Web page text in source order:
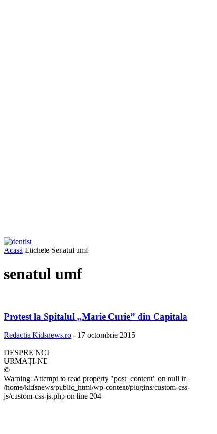
Acasă Etichete Senatul umf
senatul umf
Protest la Spitalul „Marie Curie” din Capitala
Redactia Kidsnews.ro - 17 octombrie 2015
DESPRE NOI
URMAȚI-NE
©
Warning: Attempt to read property "post_content" on null in
/home/kidsnews/public_html/wp-content/plugins/custom-css-
js/custom-css-js.php on line 204